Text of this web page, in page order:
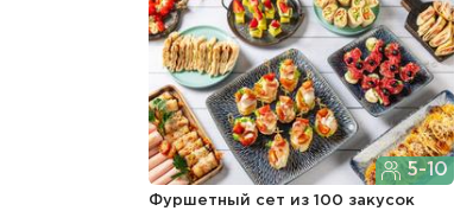
5-10
Фуршетный сет из 100 закусок